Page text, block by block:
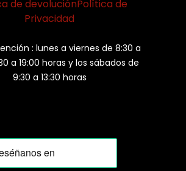
de devoluciónPolítica de
Privacidad
: lunes a viernes de 8:30 a
a 19:00 horas y los sábados de
9:30 a 13:30 horas